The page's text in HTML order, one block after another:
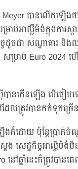
បានលើកឡើងថ
ាប់អាល្លឺម៉ង់ក្នុងកា
ចដូចជា សណ្ឋាគារ និ
ម្រាប់ Euro 2024
បានកើនឡើង បើធៀ
ែលត្រូវបានកក់ទុកច្រ
ក៏ដោយ ប៉ុន្តែប្រាក់
េដ្ឋកិច្ចអាល្លឺម៉ង់មិន
ាំនេះក៏ត្រូវបានគេព្